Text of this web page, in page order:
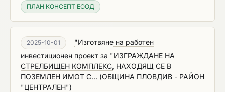
ПЛАН КОНСЕПТ ЕООД
2025-10-01
"Изготвяне на работен
инвестиционен проект за "ИЗГРАЖДАНЕ НА
СТРЕЛБИЩЕН КОМПЛЕКС, НАХОДЯЩ СЕ В
ПОЗЕМЛЕН ИМОТ С... (ОБЩИНА ПЛОВДИВ - РАЙОН
"ЦЕНТРАЛЕН")